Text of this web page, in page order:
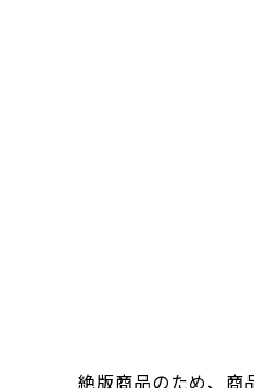
絶版商品のため、商